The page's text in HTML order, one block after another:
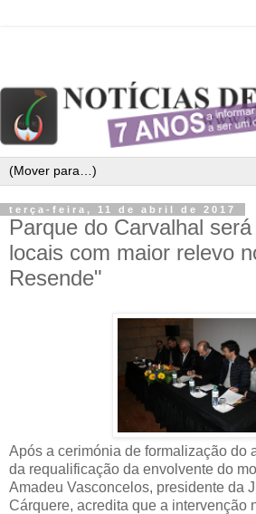
terça-feira, 11 de abril de 2017
Parque do Carvalhal
locais com maior relevo
Resende"
Após a cerimónia de formalização do
da requalificação da envolvente do
Amadeu Vasconcelos, presidente da
Cárquere, acredita que a intervenção